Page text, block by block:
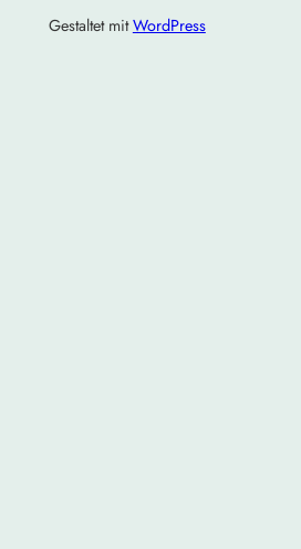
Gestaltet mitWordPress